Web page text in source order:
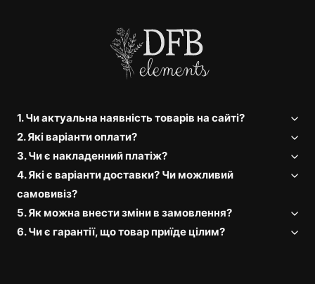
1. Чи актуальна наявність товарів на сайті?
2. Які варіанти оплати?
3. Чи є накладенний платіж?
4. Які є варіанти доставки? Чи можливий
самовивіз?
5. Як можна внести зміни в замовлення?
6. Чи є гарантії, що товар приїде цілим?